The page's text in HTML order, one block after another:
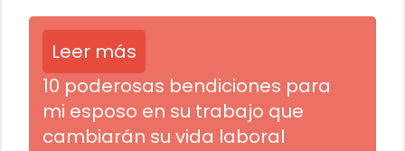
Leer más
10 poderosas bendiciones para
mi esposo en su trabajo que
cambiarán su vida laboral